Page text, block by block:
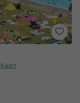
Kaart